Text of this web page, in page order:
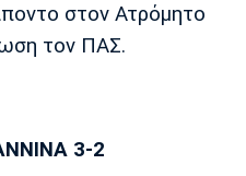
στον Ατρόμητο
τον ΠΑΣ.
3-2